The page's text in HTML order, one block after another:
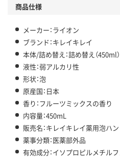
商品仕様
メーカー：ライオン
ブランド：キレイキレイ
本体/詰め替え：詰め替え（450ml）
液性：弱アルカリ性
形状：泡
原産国：日本
香り：フルーツミックスの香り
内容量：450mL
販売名：キレイキレイ薬用泡ハ
薬事分類：医薬部外品
有効成分：イソプロピルメチル